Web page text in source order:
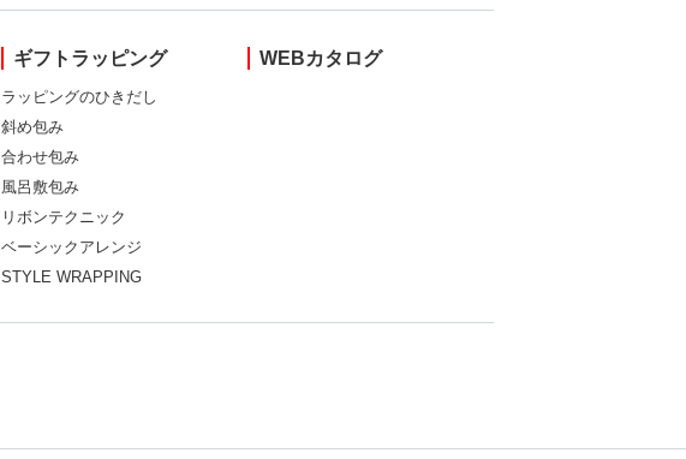
ギフトラッピング
ラッピングのひきだし
斜め包み
合わせ包み
風呂敷包み
リボンテクニック
ベーシックアレンジ
STYLE WRAPPING
WEBカタログ